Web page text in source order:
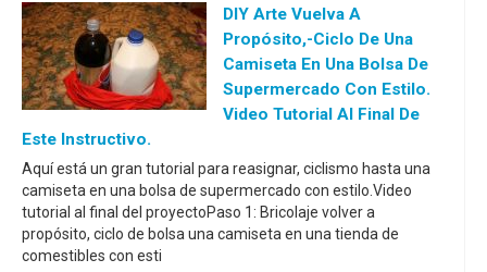
DIY Arte Vuelva A
Propósito,-Ciclo De Una
Camiseta En Una Bolsa De
Supermercado Con Estilo.
Video Tutorial Al Final De
Este Instructivo.
Aquí está un gran tutorial para reasignar, ciclismo hasta una
camiseta en una bolsa de supermercado con estilo.Video
tutorial al final del proyectoPaso 1: Bricolaje volver a
propósito, ciclo de bolsa una camiseta en una tienda de
comestibles con esti